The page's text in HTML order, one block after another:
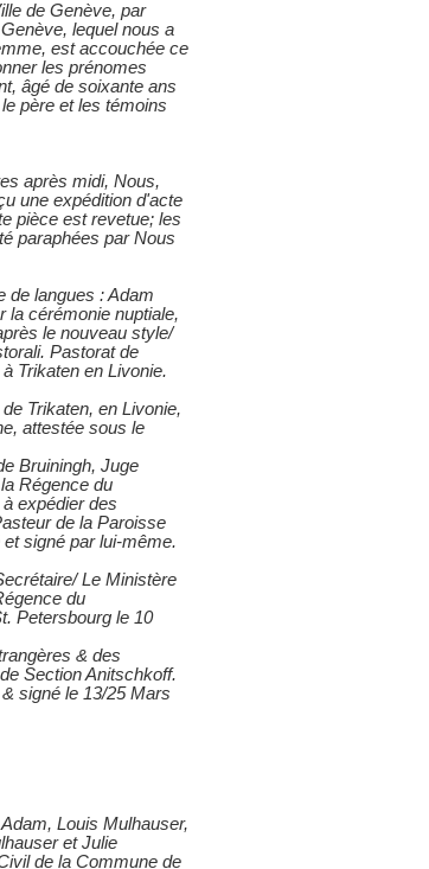
de Genève, par
lequel nous a
est accouchée ce
les prénomes
âgé de soixante ans
père et les témoins
après midi, Nous,
une expédition d'acte
pièce est revetue; les
paraphées par Nous
de langues : Adam
la cérémonie nuptiale,
le nouveau style/
Pastorat de
Trikaten en Livonie.
Trikaten, en Livonie,
attestée sous le
Bruiningh, Juge
Régence du
expédier des
de la Paroisse
signé par lui-même.
Le Ministère
du
Petersbourg le 10
& des
Section Anitschkoff.
signé le 13/25 Mars
Louis Mulhauser,
et Julie
de la Commune de